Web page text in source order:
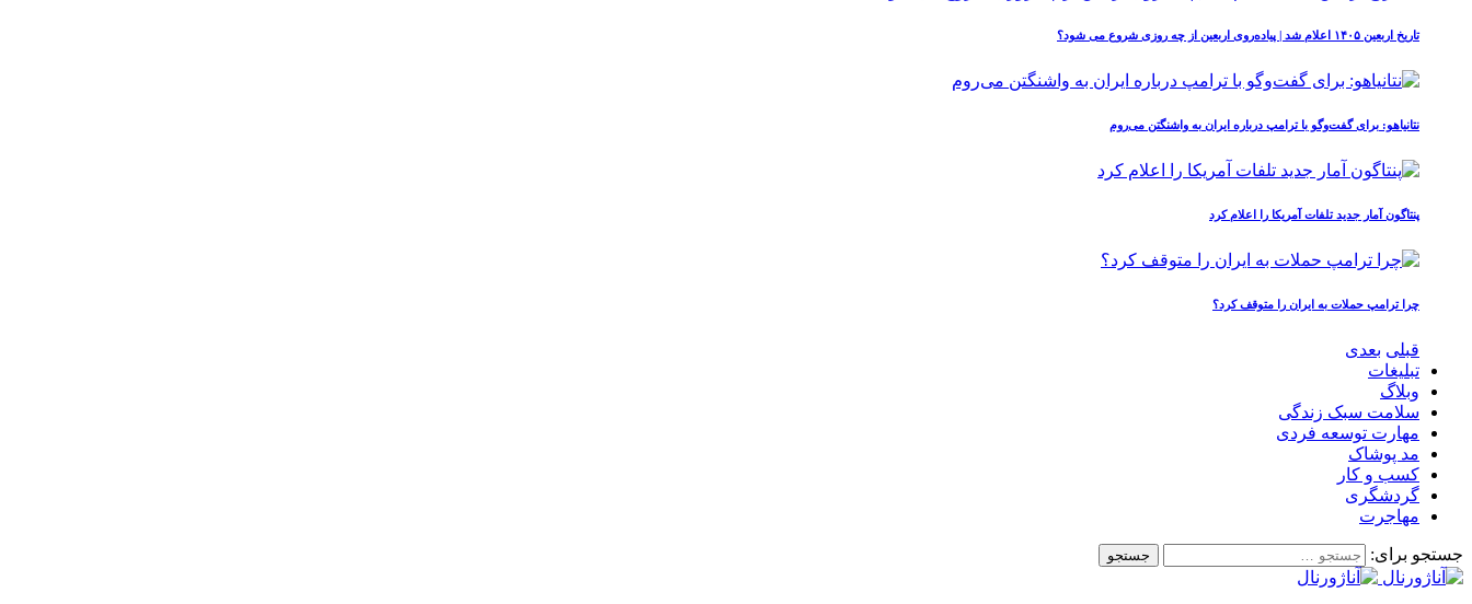
تاریخ اربعین ۱۴۰۵ اعلام شد | پیاده‌روی اربعین از چه روزی شروع می‌ شود؟
نتانیاهو: برای گفت‌وگو با ترامپ درباره ایران به واشنگتن می‌روم
پنتاگون آمار جدید تلفات آمریکا را اعلام کرد
چرا ترامپ حملات به ایران را متوقف کرد؟
قبلی بعدی
تبلیغات
وبلاگ
سلامت سبک زندگی
مهارت توسعه فردی
مد پوشاک
کسب و کار
گردشگری
مهاجرت
جستجو برای: